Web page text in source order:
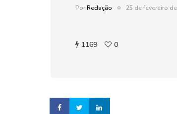
PorRedação 25 de fevereiro
1169 0